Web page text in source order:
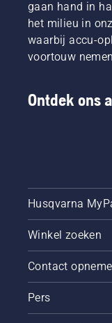
gaan hand in
het milieu in
waarbij accu-
voortouw
Ontdek ons
Husqvarna
Winkel zoeken
Contact
Pers